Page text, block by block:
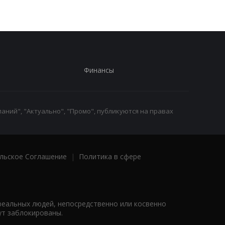
Финансы
"Актуально", "Промо", публикуются на правах
Соглашение |
Политика в сфере
людей, непосредственно или косвенно
заблокированы.